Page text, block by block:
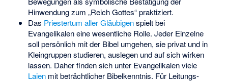
Hinwendung zum „Reich Gottes“ praktiziert.
Das Priestertum aller Gläubigenspielt bei
Evangelikalen eine wesentliche Rolle. Jeder Einzelne
soll persönlich mit der Bibel umgehen, sie privat und in
Kleingruppen studieren, auslegen und auf sich wirken
lassen. Daher finden sich unter Evangelikalen viele
Laienmit beträchtlicher Bibelkenntnis. Für Leitungs-